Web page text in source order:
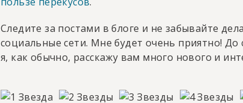
Следите за постами в блоге и не забывайте
социальные сети. Мне будет очень приятно!
я, как обычно, расскажу вам много нового и